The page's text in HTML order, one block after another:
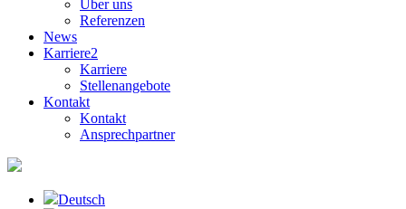
Über uns
Referenzen
News
Karriere2
Karriere
Stellenangebote
Kontakt
Kontakt
Ansprechpartner
Deutsch